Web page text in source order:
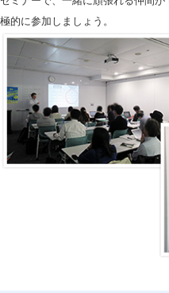
極的に参加しましょう。